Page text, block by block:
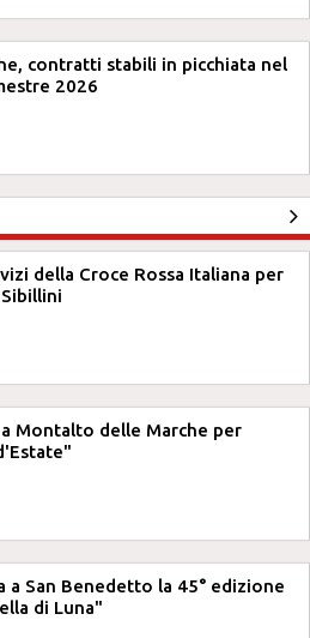
contratti stabili in picchiata nel
2026
della Croce Rossa Italiana per
a Montalto delle Marche per
a San Benedetto la 45° edizione
di Luna"